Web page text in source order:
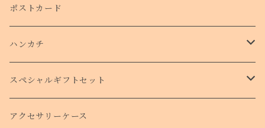
ポストカード
ハンカチ
タオルハンカチ
スペシャルギフトセット
クリスマスコフレ
アクセサリーケース